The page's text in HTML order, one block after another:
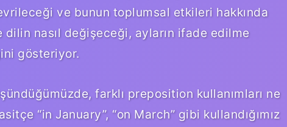
ve bunun toplumsal etkileri hakkında
nasıl değişeceği, ayların ifade edilme
gösteriyor.
farklı preposition kullanımları ne
“in January”, “on March” gibi kullandığımız